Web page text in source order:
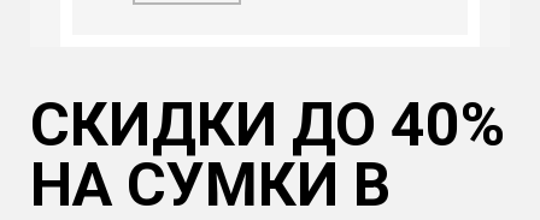
СКИДКИ ДО 40%
НА СУМКИ В